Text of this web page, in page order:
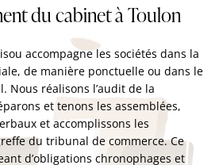
du cabinet à Toulon
accompagne les sociétés dans la
de manière ponctuelle ou dans le
Nous réalisons l’audit de la
et tenons les assemblées,
et accomplissons les
du tribunal de commerce. Ce
d’obligations chronophages et